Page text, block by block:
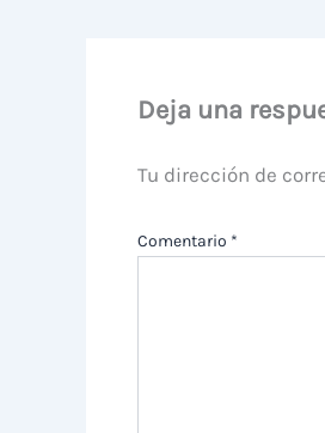
Deja una
Tu dirección de
Comentario *